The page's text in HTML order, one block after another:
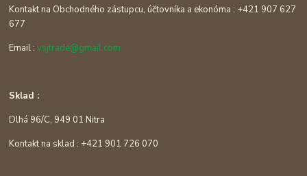
Kontakt na Obchodného zástupcu, účtovníka a ekonóma : +421 907 627
677
Email :vsjtrade@gmail.com
Sklad :
Dlhá 96/C, 949 01 Nitra
Kontakt na sklad : +421 901 726 070